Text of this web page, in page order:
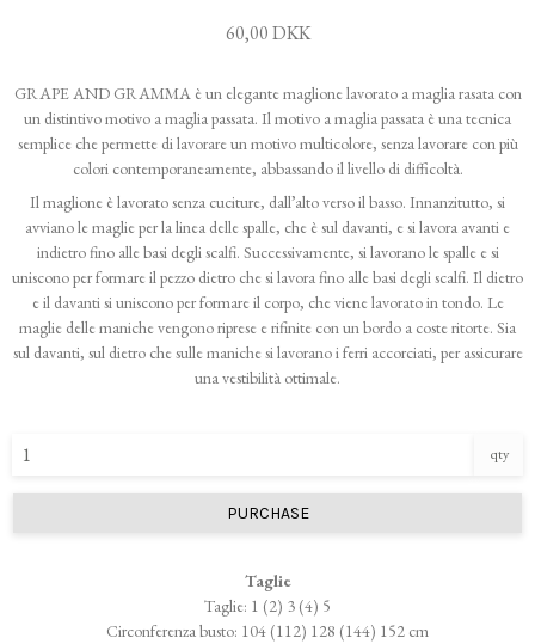
60,00 DKK
GRAPE AND GRAMMA è un elegante maglione lavorato a maglia rasata con
un distintivo motivo a maglia passata. Il motivo a maglia passata è una tecnica
semplice che permette di lavorare un motivo multicolore, senza lavorare con più
colori contemporaneamente, abbassando il livello di difficoltà.
Il maglione è lavorato senza cuciture, dall’alto verso il basso. Innanzitutto, si
avviano le maglie per la linea delle spalle, che è sul davanti, e si lavora avanti e
indietro fino alle basi degli scalfi. Successivamente, si lavorano le spalle e si
uniscono per formare il pezzo dietro che si lavora fino alle basi degli scalfi. Il dietro
e il davanti si uniscono per formare il corpo, che viene lavorato in tondo. Le
maglie delle maniche vengono riprese e rifinite con un bordo a coste ritorte. Sia
sul davanti, sul dietro che sulle maniche si lavorano i ferri accorciati, per assicurare
una vestibilità ottimale.
qty
PURCHASE
Taglie
Taglie: 1 (2) 3 (4) 5
Circonferenza busto: 104 (112) 128 (144) 152 cm